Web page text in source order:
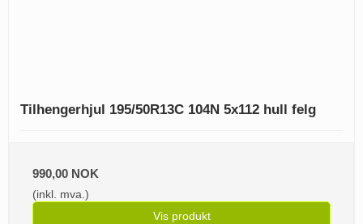
Tilhengerhjul 195/50R13C 104N 5x112 hull felg
990,00 NOK
(inkl. mva.)
Vis produkt